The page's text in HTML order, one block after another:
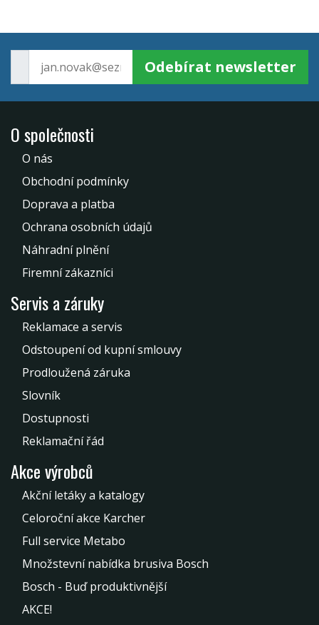
Odebírat newsletter
O společnosti
O nás
Obchodní podmínky
Doprava a platba
Ochrana osobních údajů
Náhradní plnění
Firemní zákazníci
Servis a záruky
Reklamace a servis
Odstoupení od kupní smlouvy
Prodloužená záruka
Slovník
Dostupnosti
Reklamační řád
Akce výrobců
Akční letáky a katalogy
Celoroční akce Karcher
Full service Metabo
Množstevní nabídka brusiva Bosch
Bosch - Buď produktivnější
AKCE!